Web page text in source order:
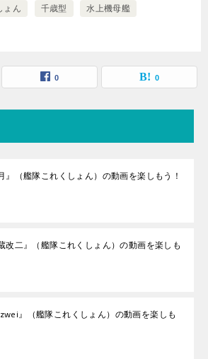
ょん 千歳型 水上機母艦
0 0
』（艦隊これくしょん）の動画を楽しもう！
改二』（艦隊これくしょん）の動画を楽しも
zwei』（艦隊これくしょん）の動画を楽しも